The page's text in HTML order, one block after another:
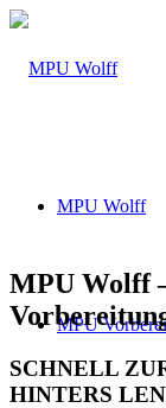
MPU Wolff
MPU
MPU Wolff
SCHNELL
HINTERS